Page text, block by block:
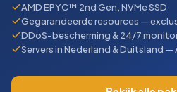
AMD EPYC™ 2nd Gen, NVMe SSD
Gegarandeerde resources —
DDoS-bescherming & 24/7
Servers in Nederland & Duitsland —